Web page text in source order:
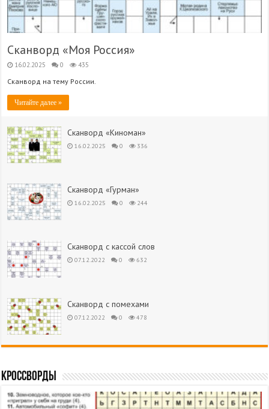
Сканворд «Моя Россия»
16.02.2025 0 435
Сканворд на тему России.
Читайте далее »
Сканворд «Киноман»
16.02.2025 0 336
Сканворд «Гурман»
16.02.2025 0 244
Сканворд с кассой слов
07.12.2022 0 632
Сканворд с помехами
07.12.2022 0 478
Кроссворды